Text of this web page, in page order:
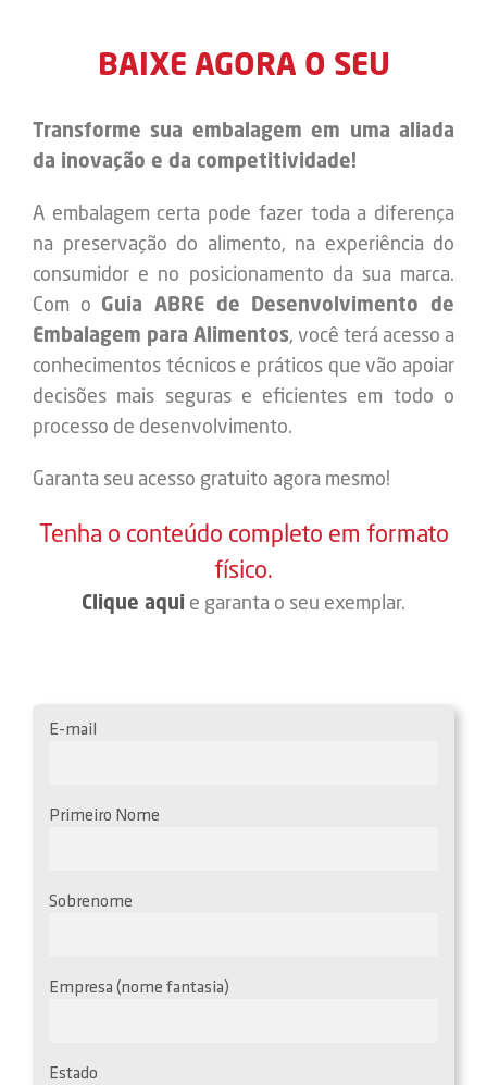
BAIXE AGORA O SEU
Transforme sua embalagem em uma aliada
da inovação e da competitividade!
A embalagem certa pode fazer toda a diferença
na preservação do alimento, na experiência do
consumidor e no posicionamento da sua marca.
Com o Guia ABRE de Desenvolvimento de
Embalagem para Alimentos, você terá acesso a
conhecimentos técnicos e práticos que vão apoiar
decisões mais seguras e eficientes em todo o
processo de desenvolvimento.
Garanta seu acesso gratuito agora mesmo!
Tenha o conteúdo completo em formato
físico.
Clique aqui e garanta o seu exemplar.
E-mail
Primeiro Nome
Sobrenome
Empresa (nome fantasia)
Estado